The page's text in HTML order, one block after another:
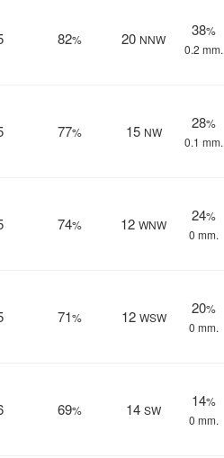
82% 20 NNW
38%
0.2 mm.
77% 15 NW
28%
0.1 mm.
74% 12 WNW
24%
0 mm.
71% 12 WSW
20%
0 mm.
69% 14 SW
14%
0 mm.